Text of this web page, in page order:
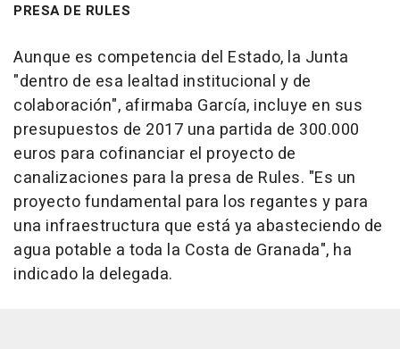
PRESA DE RULES
Aunque es competencia del Estado, la Junta
"dentro de esa lealtad institucional y de
colaboración", afirmaba García, incluye en sus
presupuestos de 2017 una partida de 300.000
euros para cofinanciar el proyecto de
canalizaciones para la presa de Rules. "Es un
proyecto fundamental para los regantes y para
una infraestructura que está ya abasteciendo de
agua potable a toda la Costa de Granada", ha
indicado la delegada.